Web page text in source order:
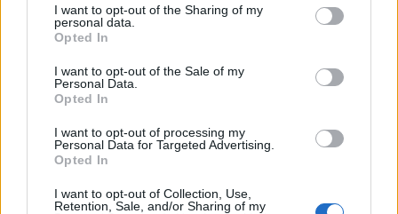
I want to opt-out of the Sharing of my
personal data.
Opted In
I want to opt-out of the Sale of my
Personal Data.
Opted In
I want to opt-out of processing my
Personal Data for Targeted Advertising.
Opted In
I want to opt-out of Collection, Use,
Retention, Sale, and/or Sharing of my
Kategorie
opracowania
Dlaczego Pan Kleks cieszył się
Wypracowanie
Ambroży Kleks to założyciel, dyrektor i jedyny